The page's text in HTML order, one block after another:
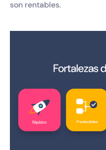
son rentables.